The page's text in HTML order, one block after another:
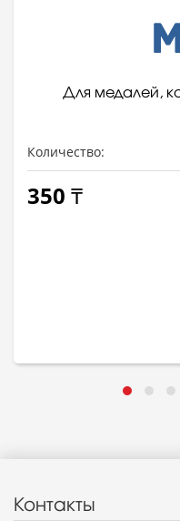
Для медалей,
Количество:
350 ₸
Контакты